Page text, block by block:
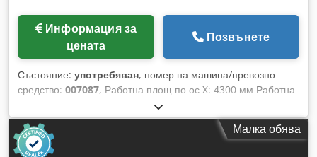
Информация за
цената
Позвънете
Състояние: употребяван, номер на машина/превозно
средство: 007087, Работна площ по ос X: 4300 мм Работна
площ по ос Y: 2200 мм Работна повърхност: Nesting маса
Мощност на главния шпиндел: 12 kW Брой контролирани
оси: 4 оси Брой пробивни шпиндели: 40 Csdpoy Nkrvsfx
Ahbjha Брой позиции за инструменти: 30
Малка обява